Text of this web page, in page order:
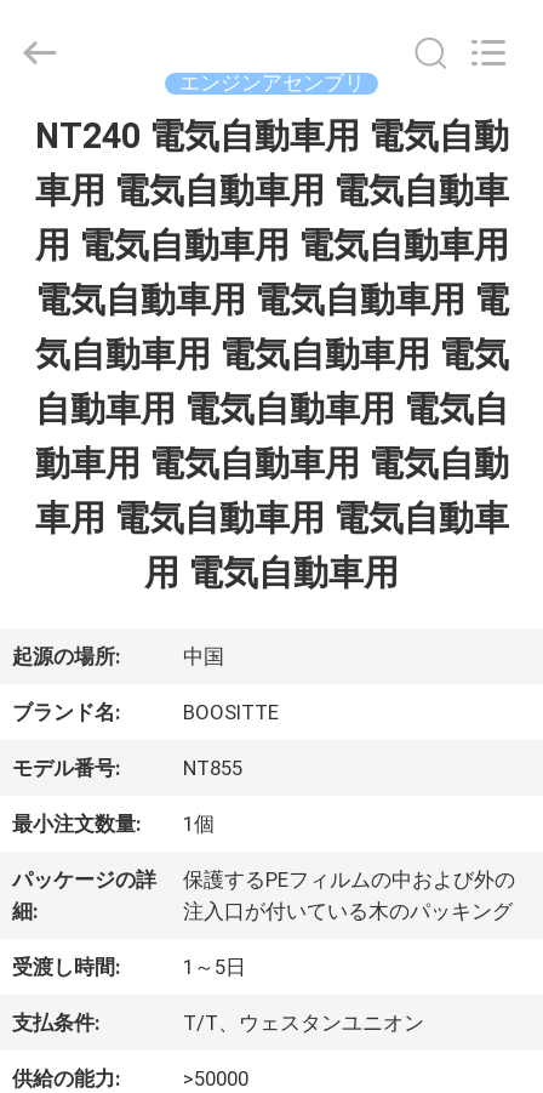
ト
ビ
オ
私
た
ち
に
関
し
て
2021
Hopson
Machinery
エンジンアセンブリ
NT240 電気自動車用 電気自動
車用 電気自動車用 電気自動車
用 電気自動車用 電気自動車用
電気自動車用 電気自動車用 電
気自動車用 電気自動車用 電気
自動車用 電気自動車用 電気自
動車用 電気自動車用 電気自動
車用 電気自動車用 電気自動車
用 電気自動車用
起源の場所: 中国
ブランド名: BOOSITTE
モデル番号: NT855
最小注文数量: 1個
パッケージの詳
細:
保護するPEフィルムの中および外の
注入口が付いている木のパッキング
受渡し時間: 1～5日
支払条件: T/T、ウェスタンユニオン
供給の能力: >50000